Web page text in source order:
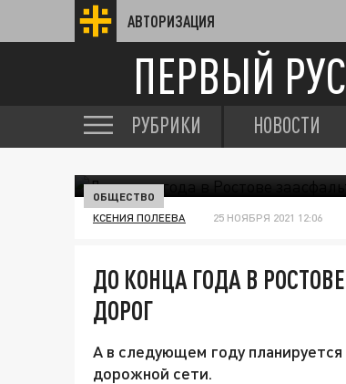
АВТОРИЗАЦИЯ
ПЕРВЫЙ
РУБРИКИ НОВОСТИ
ОБЩЕСТВО
КСЕНИЯ ПОЛЕЕВА 25 НОЯБРЯ 2021 12:06
ДО КОНЦА ГОДА В
ДОРОГ
А в следующем году
дорожной сети.